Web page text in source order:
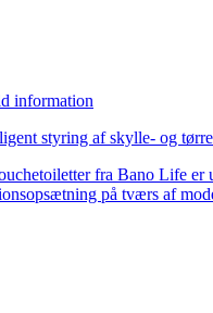
information
styring af skylle- og
fra Bano Life er
på tværs af